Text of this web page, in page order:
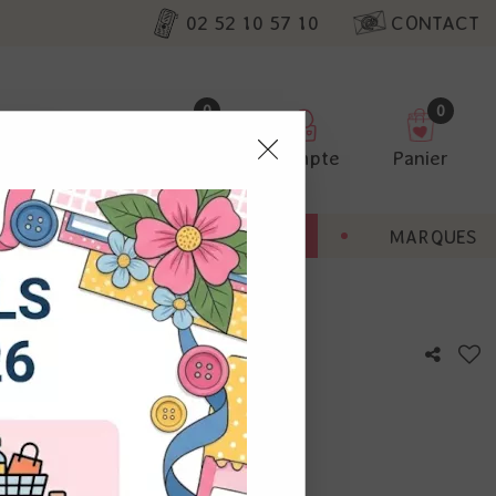
02 52 10 57 10 CONTACT
0
Compte
0
Panier
BONNES AFFAIRES MARQUES
avis !
nos
non
Vous
à droite